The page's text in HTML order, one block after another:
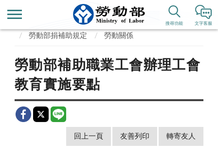
文字客服
搜尋功能
政府資訊公開
捐補助專區
勞動部捐補助規定
勞動關係
勞動部補助職業工會辦理工會
教育實施要點
回上一頁 友善列印 轉寄友人